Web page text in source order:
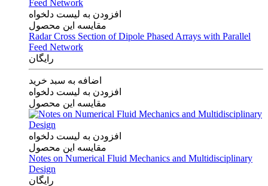
افزودن به لیست دلخواه
مقایسه این محصول
Radar Cross Section of Dipole Phased Arrays with Parallel
Feed Network
رایگان
اضافه به سبد خرید
افزودن به لیست دلخواه
مقایسه این محصول
افزودن به لیست دلخواه
مقایسه این محصول
Notes on Numerical Fluid Mechanics and Multidisciplinary
Design
رایگان